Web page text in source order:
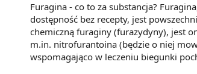
Furagina - co to za substancja?
dostępność bez recepty, jest
chemiczną furaginy (furazydyny), jest
m.in. nitrofurantoina (będzie o niej
wspomagająco w leczeniu biegunki